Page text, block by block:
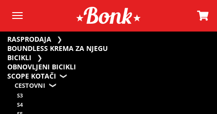
RASPRODAJA
BOUNDLESS KREMA ZA NJEGU
BICIKLI
OBNOVLJENI BICIKLI
SCOPE KOTAČI
CESTOVNI
S3
S4